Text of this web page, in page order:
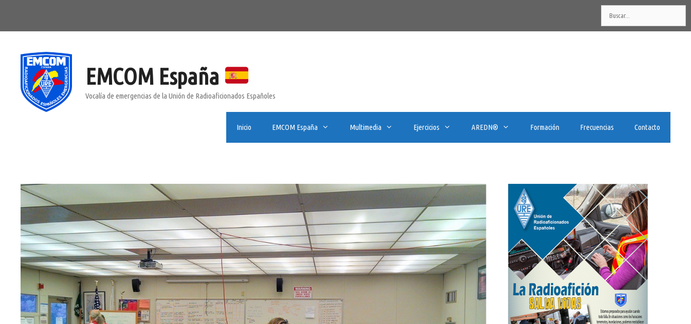
contenido
EMCOM España
Vocalía de emergencias de la Unión de Radioaficionados Españoles
Inicio EMCOM España Multimedia Ejercicios AREDN®️ Formación Frecuencias Contacto